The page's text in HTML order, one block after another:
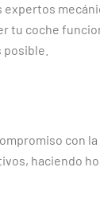
tu coche
con
haciendo